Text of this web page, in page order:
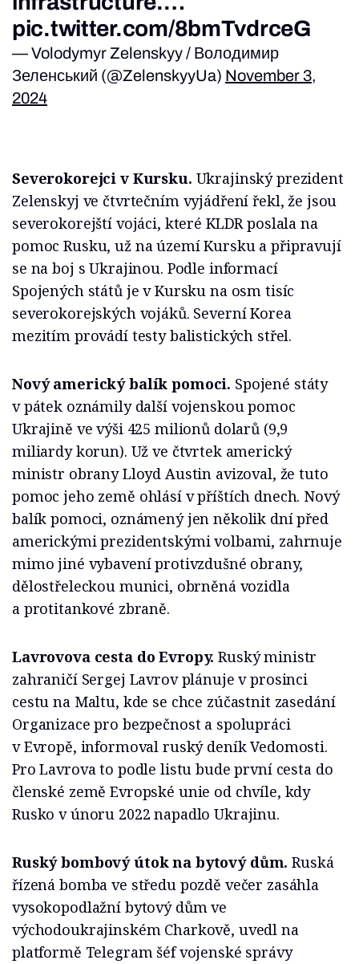
pic.twitter.com/8bmTvdrceG
— Volodymyr Zelenskyy / Володимир
Зеленський (@ZelenskyyUa) November 3,
2024
Severokorejci v Kursku. Ukrajinský prezident
Zelenskyj ve čtvrtečním vyjádření řekl, že jsou
severokorejští vojáci, které KLDR poslala na
pomoc Rusku, už na území Kursku a připravují
se na boj s Ukrajinou. Podle informací
Spojených států je v Kursku na osm tisíc
severokorejských vojáků. Severní Korea
mezitím provádí testy balistických střel.
Nový americký balík pomoci. Spojené státy
v pátek oznámily další vojenskou pomoc
Ukrajině ve výši 425 milionů dolarů (9,9
miliardy korun). Už ve čtvrtek americký
ministr obrany Lloyd Austin avizoval, že tuto
pomoc jeho země ohlásí v příštích dnech. Nový
balík pomoci, oznámený jen několik dní před
americkými prezidentskými volbami, zahrnuje
mimo jiné vybavení protivzdušné obrany,
dělostřeleckou munici, obrněná vozidla
a protitankové zbraně.
Lavrovova cesta do Evropy. Ruský ministr
zahraničí Sergej Lavrov plánuje v prosinci
cestu na Maltu, kde se chce zúčastnit zasedání
Organizace pro bezpečnost a spolupráci
v Evropě, informoval ruský deník Vedomosti.
Pro Lavrova to podle listu bude první cesta do
členské země Evropské unie od chvíle, kdy
Rusko v únoru 2022 napadlo Ukrajinu.
Ruský bombový útok na bytový dům. Ruská
řízená bomba ve středu pozdě večer zasáhla
vysokopodlažní bytový dům ve
východoukrajinském Charkově, uvedl na
platformě Telegram šéf vojenské správy